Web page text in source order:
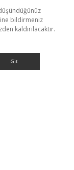
bildirmeniz
kaldırılacaktır.